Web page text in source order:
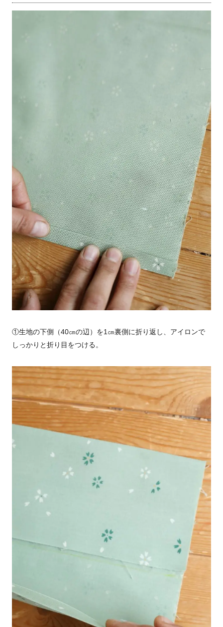
①生地の下側（40㎝の辺）を1 ㎝裏側に折り返し、アイロンで
しっかりと折り目をつける。